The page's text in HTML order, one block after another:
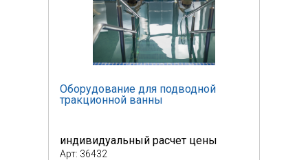
Оборудование для подводной
тракционной ванны
индивидуальный расчет цены
Арт: 36432